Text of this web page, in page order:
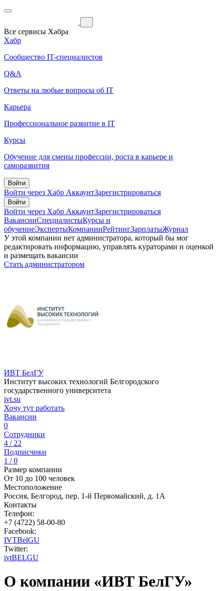
Все сервисы Хабра
Хабр
Сообщество IT-специалистов
Q&A
Ответы на любые вопросы об IT
Карьера
Профессиональное развитие в IT
Курсы
Обучение для смены профессии, роста в карьере и
саморазвития
Войти
Войти через Хабр АккаунтЗарегистрироваться
Войти
Войти через Хабр АккаунтЗарегистрироваться
ВакансииСпециалистыКурсы и
обучениеЭкспертыКомпанииРейтингЗарплатыЖурнал
У этой компании нет администратора, который бы мог
редактировать информацию, управлять кураторами и оценкой
и размещать вакансии
Стать администратором
ИВТ БелГУ
Институт высоких технологий Белгородского
государственного университета
ivt.su
Хочу тут работать
Вакансии
0
Сотрудники
4 / 22
Подписчики
1 / 0
Размер компании
От 10 до 100 человек
Местоположение
Россия, Белгород, пер. 1-й Первомайский, д. 1А
Контакты
Телефон:
+7 (4722) 58-00-80
Facebook:
IVTBelGU
Twitter:
ivtBELGU
О компании «ИВТ БелГУ»